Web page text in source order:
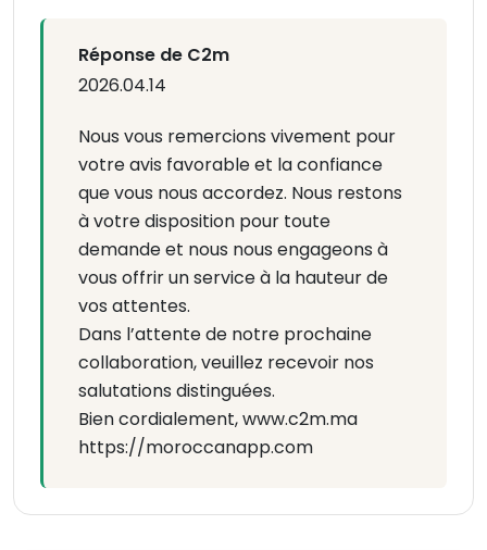
Réponse de C2m
2026.04.14
Nous vous remercions vivement pour
votre avis favorable et la confiance
que vous nous accordez. Nous restons
à votre disposition pour toute
demande et nous nous engageons à
vous offrir un service à la hauteur de
vos attentes.
Dans l’attente de notre prochaine
collaboration, veuillez recevoir nos
salutations distinguées.
Bien cordialement, www.c2m.ma
https://moroccanapp.com